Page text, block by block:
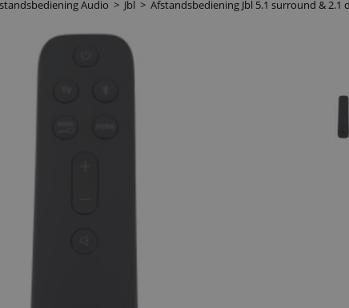
Audio > Jbl > Afstandsbediening Jbl 5.1 surround & 2.1